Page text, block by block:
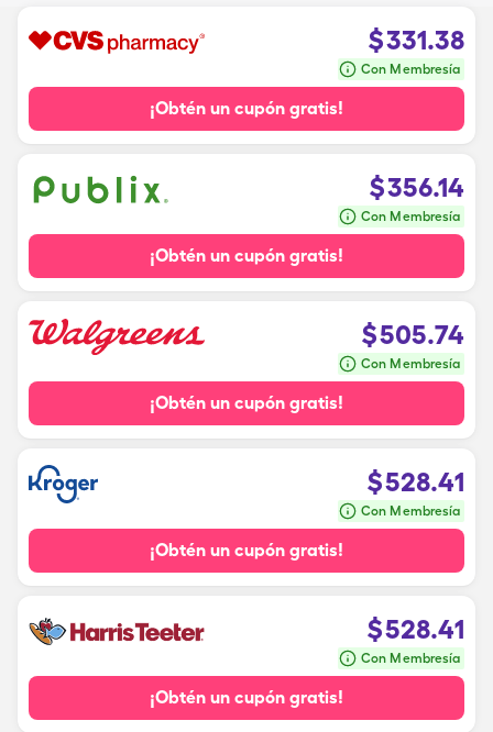
$331.38
Con Membresía
¡Obtén un cupón gratis!
$356.14
Con Membresía
¡Obtén un cupón gratis!
$505.74
Con Membresía
¡Obtén un cupón gratis!
$528.41
Con Membresía
¡Obtén un cupón gratis!
$528.41
Con Membresía
¡Obtén un cupón gratis!